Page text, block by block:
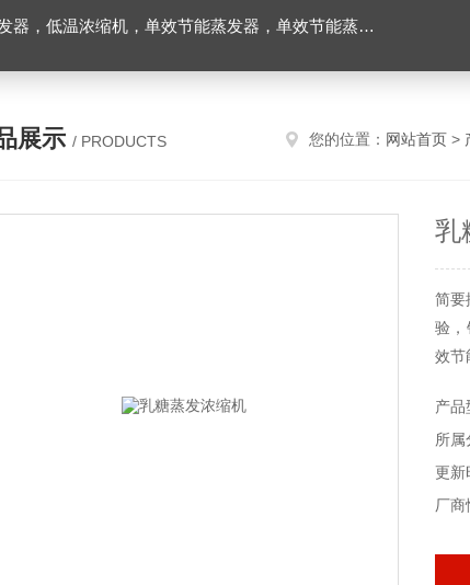
，低温浓缩机，单效节能蒸发器，单效节能蒸发器
展示 / PRODUCTS 您的位置： 网站首页 >
乳
简要
验，
效节
的
度，
顾浓
产品
所属
更新
厂商